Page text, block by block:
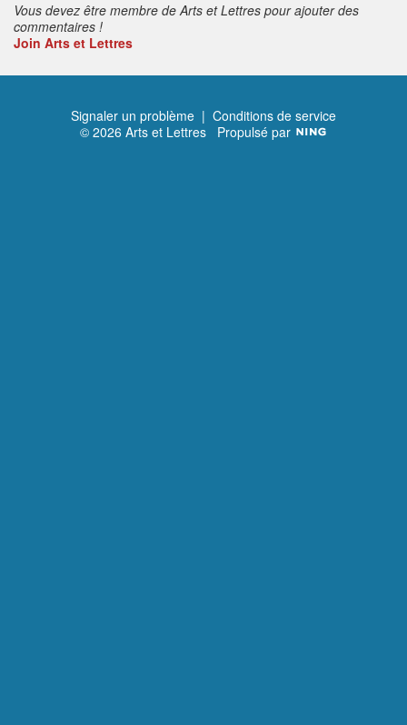
Vous devez être membre de Arts et Lettres pour ajouter des
commentaires !
Join Arts et Lettres
Signaler un problème | Conditions de service
© 2026 Arts et Lettres Propulsé par